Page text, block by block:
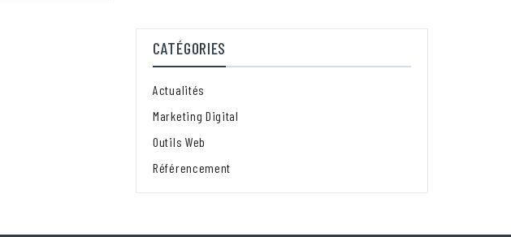
CATÉGORIES
Actualités
Marketing Digital
Outils Web
Référencement